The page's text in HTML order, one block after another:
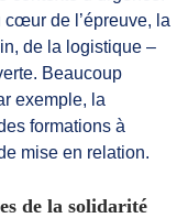
cœur de l’épreuve, la
de la logistique –
Beaucoup
exemple, la
formations à
mise en relation.
de la solidarité